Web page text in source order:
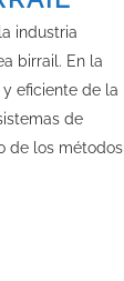
industria
birrail. En la
eficiente de la
de
de los métodos